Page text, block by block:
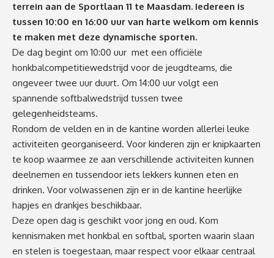
terrein aan de Sportlaan 11 te Maasdam. Iedereen is
tussen 10:00 en 16:00 uur van harte welkom om kennis
te maken met deze dynamische sporten.
De dag begint om 10:00 uur met een officiële
honkbalcompetitiewedstrijd voor de jeugdteams, die
ongeveer twee uur duurt. Om 14:00 uur volgt een
spannende softbalwedstrijd tussen twee
gelegenheidsteams.
Rondom de velden en in de kantine worden allerlei leuke
activiteiten georganiseerd. Voor kinderen zijn er knipkaarten
te koop waarmee ze aan verschillende activiteiten kunnen
deelnemen en tussendoor iets lekkers kunnen eten en
drinken. Voor volwassenen zijn er in de kantine heerlijke
hapjes en drankjes beschikbaar.
Deze open dag is geschikt voor jong en oud. Kom
kennismaken met honkbal en softbal, sporten waarin slaan
en stelen is toegestaan, maar respect voor elkaar centraal